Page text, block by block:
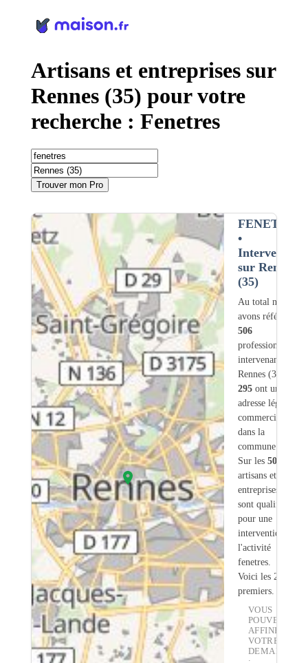
Artisans et entreprises sur
Rennes (35) pour votre
recherche : Fenetres
Trouver mon Pro
FENETRES
•
Intervention
sur Rennes
(35)
Au total nous
avons référencé
506
professionnels
intervenant sur
Rennes (35) dont
295ont une
adresse légale ou
commerciale
dans la
commune.
Sur les 506
artisans et
entreprises
sont qualifiés
pour une
intervention sur
l'activité
fenetres.
Voici les 20
premiers.
VOUS
POUVEZ
AFFINER
VOTRE
DEMANDE